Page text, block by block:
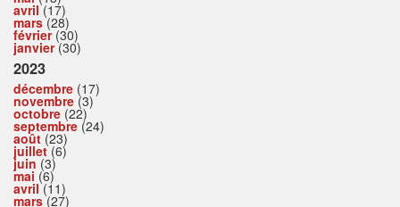
avril(17)
mars(28)
février(30)
janvier(30)
2023
décembre (17)
novembre (3)
octobre (22)
septembre (24)
août (23)
juillet(6)
juin (3)
mai (6)
avril(11)
mars(27)